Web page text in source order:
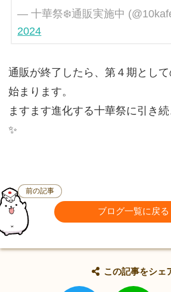
— 十華祭❄️通販実施中
2024
通販が終了したら、第４期とし
始まります。
ますます進化する十華祭に引き
✨
前の記事
ブログ一覧に戻る
この記事をシェ